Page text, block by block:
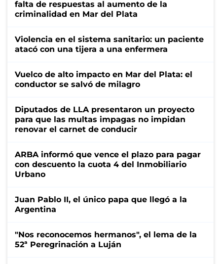
falta de respuestas al aumento de la
criminalidad en Mar del Plata
Violencia en el sistema sanitario: un paciente
atacó con una tijera a una enfermera
Vuelco de alto impacto en Mar del Plata: el
conductor se salvó de milagro
Diputados de LLA presentaron un proyecto
para que las multas impagas no impidan
renovar el carnet de conducir
ARBA informó que vence el plazo para pagar
con descuento la cuota 4 del Inmobiliario
Urbano
Juan Pablo II, el único papa que llegó a la
Argentina
"Nos reconocemos hermanos", el lema de la
52ª Peregrinación a Luján